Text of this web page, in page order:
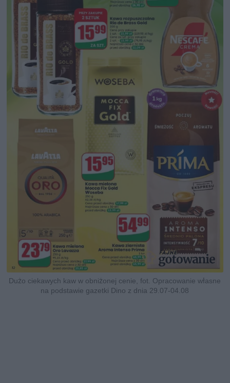
Dużo ciekawych kaw w obniżonej cenie, fot. Opracowanie własne
na podstawie gazetki Dino z dnia 29.07-04.08